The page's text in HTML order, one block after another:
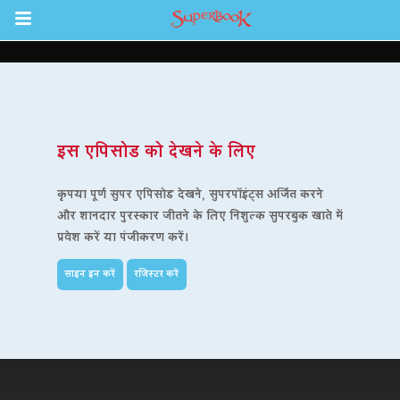
Return to Content
ऐप
इस एपिसोड को देखने के लिए
कृपया पूर्ण सुपर एपिसोड देखने, सुपरपॉइंट्स अर्जित करने
और शानदार पुरस्कार जीतने के लिए निशुल्क सुपरबुक खाते में
प्रवेश करें या पंजीकरण करें।
साइन इन करें रजिस्टर करें